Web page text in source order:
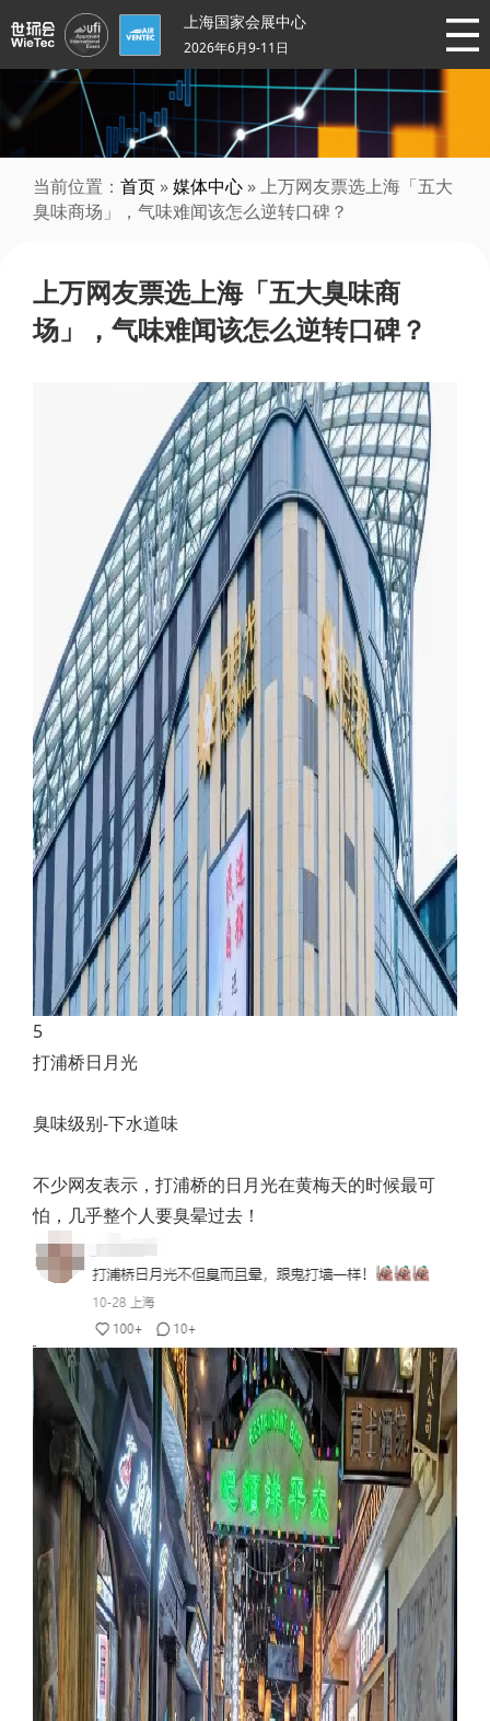
上海国家会展中心
2026年6月9-11日
当前位置： 首页 »媒体中心 » 上万网友票选上海「五大
臭味商场」，气味难闻该怎么逆转口碑？
上万网友票选上海「五大臭味商
场」，气味难闻该怎么逆转口碑？
5
打浦桥日月光
臭味级别-下水道味
不少网友表示，打浦桥的日月光在黄梅天的时候最可
怕，几乎整个人要臭晕过去！